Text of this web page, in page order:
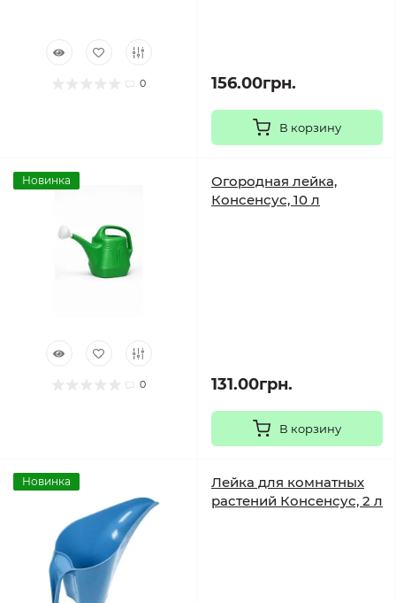
0 156.00грн.
В корзину
Новинка
0
Огородная лейка,
Консенсус, 10 л
131.00грн.
В корзину
Новинка
Лейка для комнатных
растений Консенсус, 2 л